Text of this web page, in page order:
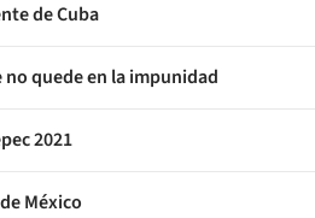
de Cuba
quede en la impunidad
2021
México